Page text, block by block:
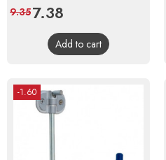
Price
7.38
price
9.35
Add to cart
-1.60